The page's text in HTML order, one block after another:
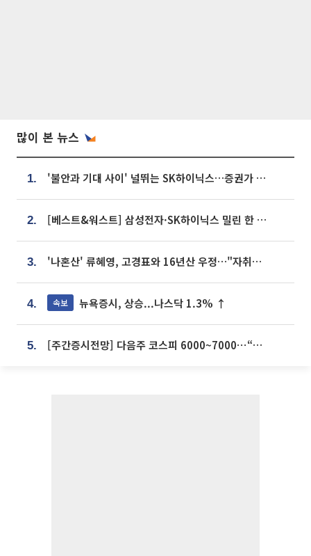
많이 본 뉴스
1. '불안과 기대 사이' 널뛰는 SK하이닉스…증권가 "HBM4·LTA 기반 펀터멘털 견고"
2. [베스트&워스트] 삼성전자·SK하이닉스 밀린 한 주…상상인증권은 85% 급등
3. '나혼산' 류혜영, 고경표와 16년산 우정…"자취방서 부모님과 마주쳐"
4. 속보 뉴욕증시, 상승...나스닥 1.3% ↑
5. [주간증시전망] 다음주 코스피 6000~7000⋯“外人 수급은 정책이 변수”